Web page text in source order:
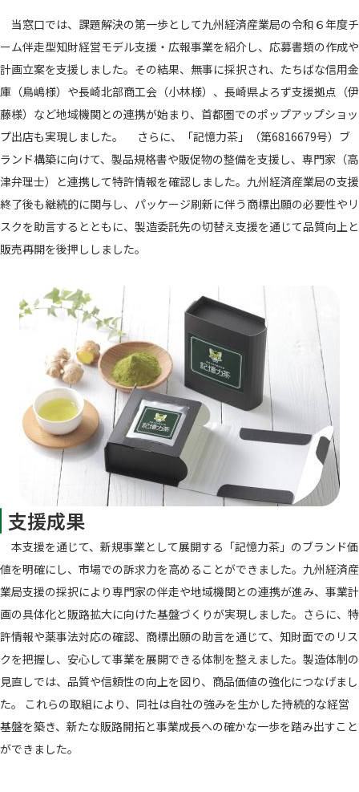
当窓口では、課題解決の第一歩として九州経済産業局の令和６年度チ
ーム伴走型知財経営モデル支援・広報事業を紹介し、応募書類の作成や
計画立案を支援しました。その結果、無事に採択され、たちばな信用金
庫（鳥嶋様）や長崎北部商工会（小林様）、長崎県よろず支援拠点（伊
藤様）など地域機関との連携が始まり、首都圏でのポップアップショッ
プ出店も実現しました。 さらに、「記憶力茶」（第6816679号）ブ
ランド構築に向けて、製品規格書や販促物の整備を支援し、専門家（高
津弁理士）と連携して特許情報を確認しました。九州経済産業局の支援
終了後も継続的に関与し、パッケージ刷新に伴う商標出願の必要性やリ
スクを助言するとともに、製造委託先の切替え支援を通じて品質向上と
販売再開を後押ししました。
支援成果
本支援を通じて、新規事業として展開する「記憶力茶」のブランド価
値を明確にし、市場での訴求力を高めることができました。九州経済産
業局支援の採択により専門家の伴走や地域機関との連携が進み、事業計
画の具体化と販路拡大に向けた基盤づくりが実現しました。さらに、特
許情報や薬事法対応の確認、商標出願の助言を通じて、知財面でのリス
クを把握し、安心して事業を展開できる体制を整えました。製造体制の
見直しでは、品質や信頼性の向上を図り、商品価値の強化につなげまし
た。 これらの取組により、同社は自社の強みを生かした持続的な経営
基盤を築き、新たな販路開拓と事業成長への確かな一歩を踏み出すこと
ができました。